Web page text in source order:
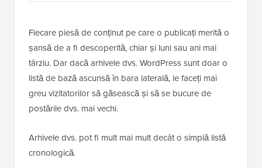
Fiecare piesă de conținut pe care o publicați merită o
șansă de a fi descoperită, chiar și luni sau ani mai
târziu. Dar dacă arhivele dvs. WordPress sunt doar o
listă de bază ascunsă în bara laterală, le faceți mai
greu vizitatorilor să găsească și să se bucure de
postările dvs. mai vechi.
Arhivele dvs. pot fi mult mai mult decât o simplă listă
cronologică.